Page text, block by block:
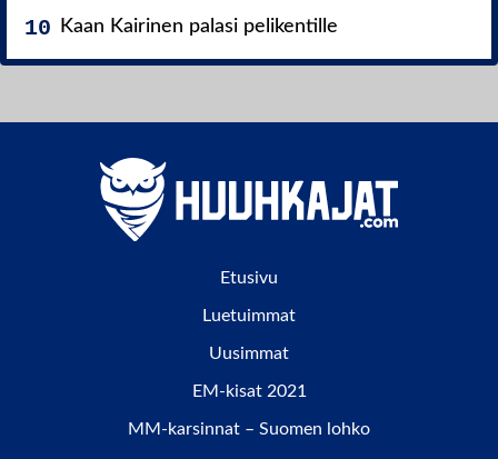
Kaan Kairinen palasi pelikentille
Etusivu
Luetuimmat
Uusimmat
EM-kisat 2021
MM-karsinnat – Suomen lohko